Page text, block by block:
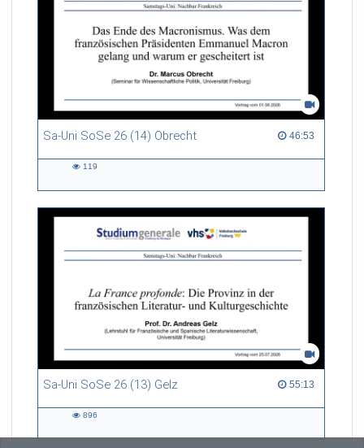
Sa-Uni SoSe 26 (14) Obrecht 46:53
46:53 duration
119
Sa-Uni SoSe 26 (13) Gelz 55:13
55:13 duration
896